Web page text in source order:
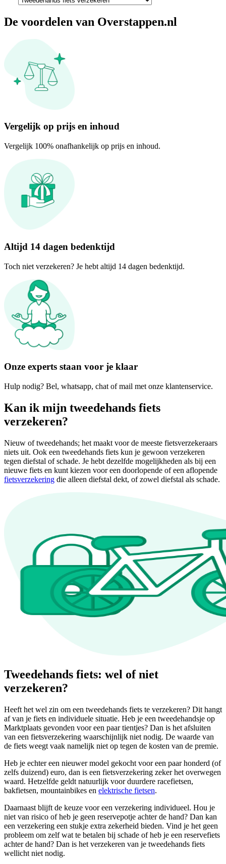
De voordelen van Overstappen.nl
Vergelijk op prijs en inhoud
Vergelijk 100% onafhankelijk op prijs en inhoud.
Altijd 14 dagen bedenktijd
Toch niet verzekeren? Je hebt altijd 14 dagen bedenktijd.
Onze experts staan voor je klaar
Hulp nodig? Bel, whatsapp, chat of mail met onze klantenservice.
Kan ik mijn tweedehands fiets
verzekeren?
Nieuw of tweedehands; het maakt voor de meeste fietsverzekeraars
niets uit. Ook een tweedehands fiets kun je gewoon verzekeren
tegen diefstal of schade. Je hebt dezelfde mogelijkheden als bij een
nieuwe fiets en kunt kiezen voor een doorlopende of een aflopende
fietsverzekering die alleen diefstal dekt, of zowel diefstal als schade.
Tweedehands fiets: wel of niet
verzekeren?
Heeft het wel zin om een tweedehands fiets te verzekeren? Dit hangt
af van je fiets en individuele situatie. Heb je een tweedehandsje op
Marktplaats gevonden voor een paar tientjes? Dan is het afsluiten
van een fietsverzekering waarschijnlijk niet nodig. De waarde van
de fiets weegt vaak namelijk niet op tegen de kosten van de premie.
Heb je echter een nieuwer model gekocht voor een paar honderd (of
zelfs duizend) euro, dan is een fietsverzekering zeker het overwegen
waard. Hetzelfde geldt natuurlijk voor duurdere racefietsen,
bakfietsen, mountainbikes en elektrische fietsen.
Daarnaast blijft de keuze voor een verzekering individueel. Hou je
niet van risico of heb je geen reservepotje achter de hand? Dan kan
een verzekering een stukje extra zekerheid bieden. Vind je het geen
probleem om zelf wat te betalen bij schade of heb je een reservefiets
achter de hand? Dan is het verzekeren van je tweedehands fiets
wellicht niet nodig.